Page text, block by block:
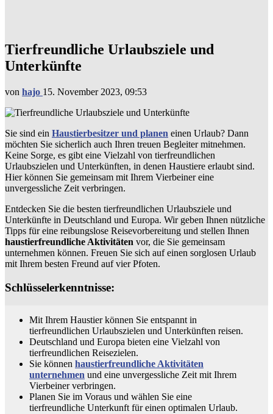
Tierfreundliche Urlaubsziele und
Unterkünfte
von hajo 15. November 2023, 09:53
Sie sind ein Haustierbesitzer und planen einen Urlaub? Dann
möchten Sie sicherlich auch Ihren treuen Begleiter mitnehmen.
Keine Sorge, es gibt eine Vielzahl von tierfreundlichen
Urlaubszielen und Unterkünften, in denen Haustiere erlaubt sind.
Hier können Sie gemeinsam mit Ihrem Vierbeiner eine
unvergessliche Zeit verbringen.
Entdecken Sie die besten tierfreundlichen Urlaubsziele und
Unterkünfte in Deutschland und Europa. Wir geben Ihnen nützliche
Tipps für eine reibungslose Reisevorbereitung und stellen Ihnen
haustierfreundliche Aktivitäten vor, die Sie gemeinsam
unternehmen können. Freuen Sie sich auf einen sorglosen Urlaub
mit Ihrem besten Freund auf vier Pfoten.
Schlüsselerkenntnisse:
Mit Ihrem Haustier können Sie entspannt in
tierfreundlichen Urlaubszielen und Unterkünften reisen.
Deutschland und Europa bieten eine Vielzahl von
tierfreundlichen Reisezielen.
Sie können haustierfreundliche Aktivitäten
unternehmen und eine unvergessliche Zeit mit Ihrem
Vierbeiner verbringen.
Planen Sie im Voraus und wählen Sie eine
tierfreundliche Unterkunft für einen optimalen Urlaub.